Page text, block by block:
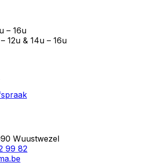
– 16u
12u & 14u – 16u
Wuustwezel
99 82